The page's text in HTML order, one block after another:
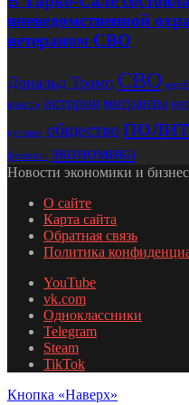
вневедомственной
ветераном СВО
Дональд Трамп СВО
власть история мигранты
русском общество
финансы экономика
Новости экономики и
О сайте
Карта сайта
Обратная связь
Политика
YouTube
vk.com
Одноклассники
Telegram
Steam
TikTok
Кнопка «Наверх»